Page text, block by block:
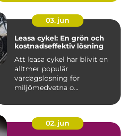
03. jun
Leasa cykel: En grön och
kostnadseffektiv lösning
Att leasa cykel har blivit en
alltmer populär
vardagslösning för
miljömedvetna o...
02. jun